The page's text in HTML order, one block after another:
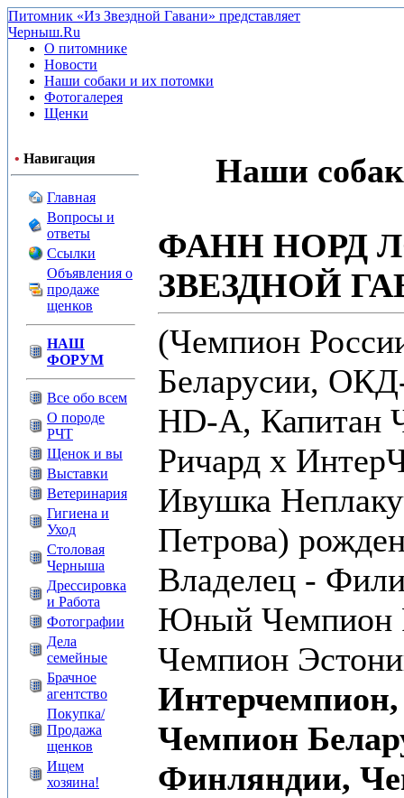
Питомник «Из Звездной Гавани» представляет
Черныш.Ru
О питомнике
Новости
Наши собаки и их потомки
Фотогалерея
Щенки
• Навигация
Главная
Вопросы и
ответы
Ссылки
Объявления о
продаже
щенков
НАШ
ФОРУМ
Все обо всем
О породе
РЧТ
Щенок и вы
Выставки
Ветеринария
Гигиена и
Уход
Столовая
Черныша
Дрессировка
и Работа
Фотографии
Дела
семейные
Брачное
агентство
Покупка/
Продажа
щенков
Ищем
хозяина!
Наши
ФАНН НОРД
ЗВЕЗДНОЙ
(Чемпион
Беларусии,
HD-A, Капитан
Ричард х
Ивушка
Петрова)
Владелец -
Юный Чемпион
Чемпион
Чемпион
Финляндии,